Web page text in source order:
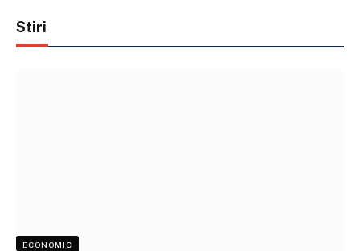
Stiri
ECONOMIC